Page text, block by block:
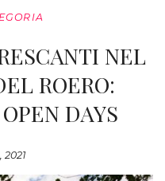
NEL
ROERO:
DAYS
2021